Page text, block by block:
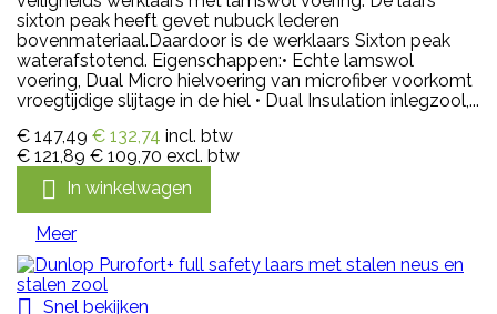
sixton peak heeft gevet nubuck lederen
bovenmateriaal.Daardoor is de werklaars Sixton peak
waterafstotend. Eigenschappen:• Echte lamswol
voering, Dual Micro hielvoering van microfiber voorkomt
vroegtijdige slijtage in de hiel • Dual Insulation inlegzool,...
€ 147,49 € 132,74 incl. btw
€ 121,89 € 109,70 excl. btw
 In winkelwagen
Meer
 Snel bekijken